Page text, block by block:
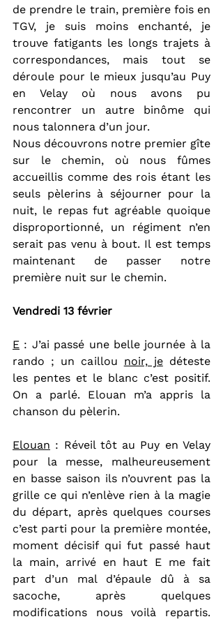
de prendre le train, première fois en
TGV, je suis moins enchanté, je
trouve fatigants les longs trajets à
correspondances, mais tout se
déroule pour le mieux jusqu’au Puy
en Velay où nous avons pu
rencontrer un autre binôme qui
nous talonnera d’un jour.
Nous découvrons notre premier gîte
sur le chemin, où nous fûmes
accueillis comme des rois étant les
seuls pèlerins à séjourner pour la
nuit, le repas fut agréable quoique
disproportionné, un régiment n’en
serait pas venu à bout. Il est temps
maintenant de passer notre
première nuit sur le chemin.
Vendredi 13 février
E : J’ai passé une belle journée à la
rando ; un caillou noir, je déteste
les pentes et le blanc c’est positif.
On a parlé. Elouan m’a appris la
chanson du pèlerin.
Elouan : Réveil tôt au Puy en Velay
pour la messe, malheureusement
en basse saison ils n’ouvrent pas la
grille ce qui n’enlève rien à la magie
du départ, après quelques courses
c’est parti pour la première montée,
moment décisif qui fut passé haut
la main, arrivé en haut E me fait
part d’un mal d’épaule dû à sa
sacoche, après quelques
modifications nous voilà repartis.